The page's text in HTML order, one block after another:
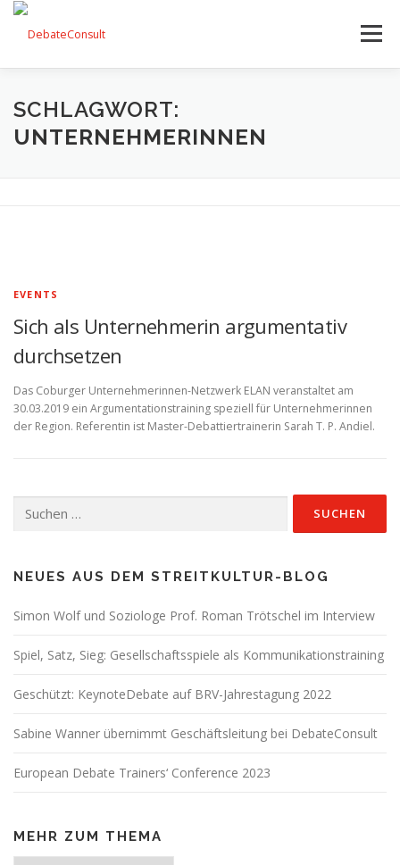
Zum
springen
Menü
UNSER ANGEBOT STREITKULTUR-BLOG
SCHLAGWORT:
UNTERNEHMERINNEN
EVENTS
Sich als Unternehmerin argumentativ
durchsetzen
Das Coburger Unternehmerinnen-Netzwerk ELAN veranstaltet am
30.03.2019 ein Argumentationstraining speziell für Unternehmerinnen
der Region. Referentin ist Master-Debattiertrainerin Sarah T. P. Andiel.
nach:
NEUES AUS DEM STREITKULTUR-BLOG
Simon Wolf und Soziologe Prof. Roman Trötschel im Interview
Spiel, Satz, Sieg: Gesellschaftsspiele als Kommunikationstraining
Geschützt: KeynoteDebate auf BRV-Jahrestagung 2022
Sabine Wanner übernimmt Geschäftsleitung bei DebateConsult
European Debate Trainers‘ Conference 2023
MEHR ZUM THEMA